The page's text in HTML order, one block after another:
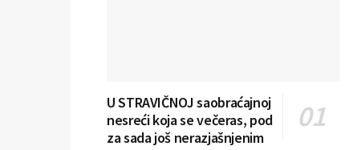
U STRAVIČNOJ saobraćajnoj
nesreći koja se večeras, pod
za sada još nerazjašnjenim